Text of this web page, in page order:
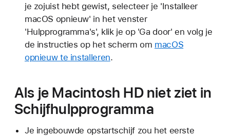
je zojuist hebt gewist, selecteer je 'Installeer
macOS opnieuw' in het venster
'Hulpprogramma's', klik je op 'Ga door' en volg je
de instructies op het scherm om macOS
opnieuw te installeren.
Als je Macintosh HD niet ziet in
Schijfhulpprogramma
Je ingebouwde opstartschijf zou het eerste